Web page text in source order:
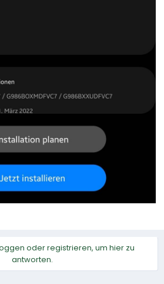
oder registrieren, um hier zu
antworten.